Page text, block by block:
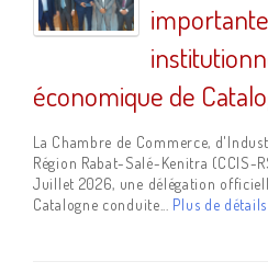
économique de
La Chambre de Commerce,
Région Rabat-Salé-Kenitra (CCIS-
Juillet 2026, une délégation
Catalogne conduite... Plus de détails